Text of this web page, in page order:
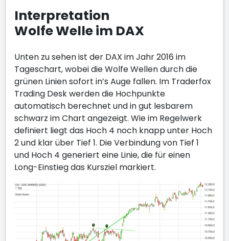
Interpretation
Wolfe Welle im DAX
Unten zu sehen ist der DAX im Jahr 2016 im
Tageschart, wobei die Wolfe Wellen durch die
grünen Linien sofort in’s Auge fallen. Im Traderfox
Trading Desk werden die Hochpunkte
automatisch berechnet und in gut lesbarem
schwarz im Chart angezeigt. Wie im Regelwerk
definiert liegt das Hoch 4 noch knapp unter Hoch
2 und klar über Tief 1. Die Verbindung von Tief 1
und Hoch 4 generiert eine Linie, die für einen
Long-Einstieg das Kursziel markiert.